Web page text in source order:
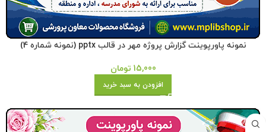
نمونه پاورپوینت گزارش پروژه مهر در قالب pptx (نمونه شماره 4)
15,000 تومان
افزودن به سبد خرید